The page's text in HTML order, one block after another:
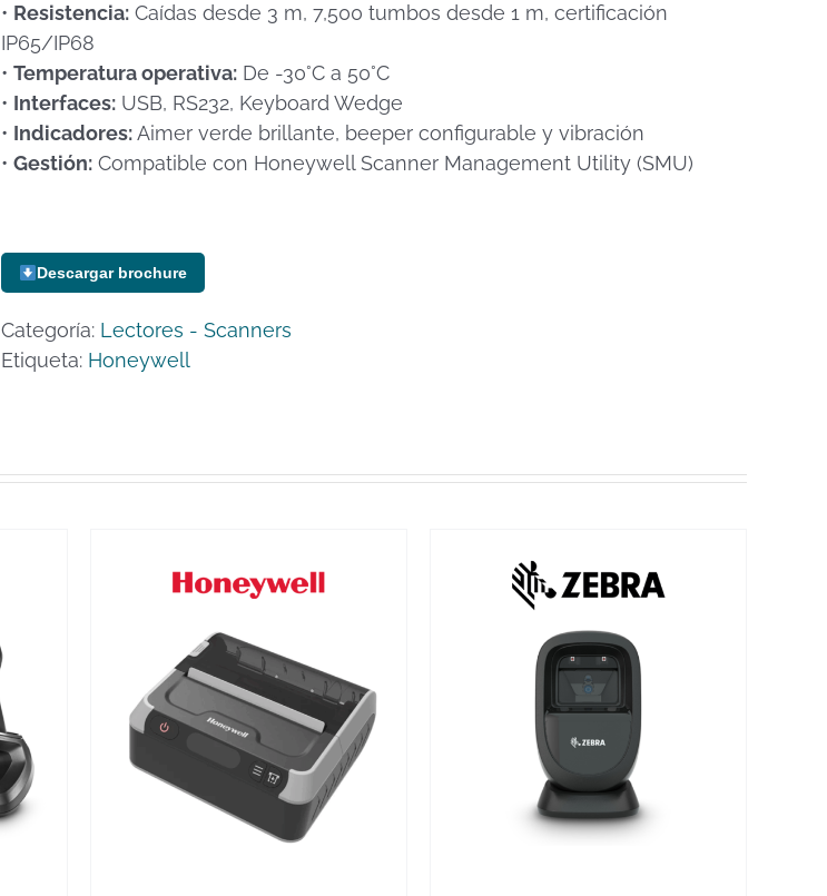
• Resistencia: Caídas desde 3 m, 7,500 tumbos desde 1 m, certificación
IP65/IP68
• Temperatura operativa: De -30°C a 50°C
• Interfaces: USB, RS232, Keyboard Wedge
• Indicadores:Aimer verde brillante, beeper configurable y vibración
• Gestión: Compatible con Honeywell Scanner Management Utility (SMU)
Descargar brochure
Categoría: Lectores - Scanners
Etiqueta: Honeywell
VER MÁS